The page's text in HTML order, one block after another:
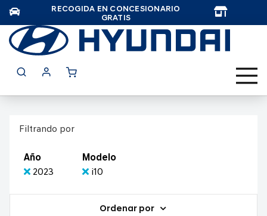
RECOGIDA EN CONCESIONARIO
GRATIS
Filtrando por
Año
2023
Modelo
i10
Ordenar por